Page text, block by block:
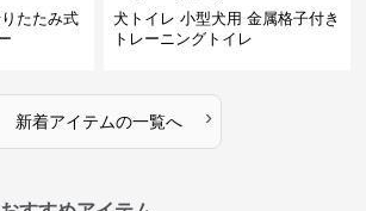
たたみ式
犬トイレ 小型犬用 金属格子付き
トレーニングトイレ
新着アイテムの一覧へ ›